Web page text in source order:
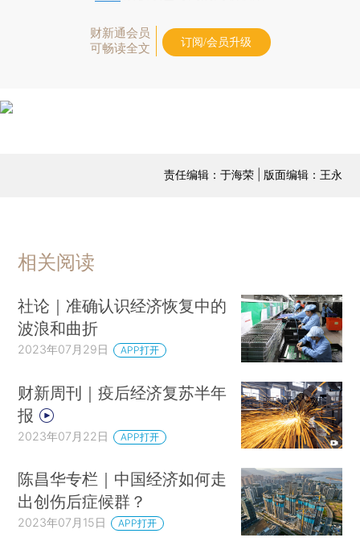
财新通会员
可畅读全文
订阅/会员升级
责任编辑：于海荣 | 版面编辑：王永
相关阅读
社论｜准确认识经济恢复中的
波浪和曲折
2023年07月29日 APP打开
财新周刊｜疫后经济复苏半年
报
2023年07月22日 APP打开
陈昌华专栏｜中国经济如何走
出创伤后症候群？
2023年07月15日 APP打开